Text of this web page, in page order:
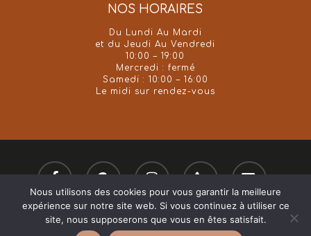
NOS HORAIRES
Du Lundi Au Mardi
et du Jeudi Au Vendredi
10:00 – 19:00
Mercredi : fermé
Samedi : 10:00 – 16:00
Le midi sur rendez-vous
facebookgoogle-
instagramphone email
Nous utilisons des cookies pour vous garantir la meilleure
expérience sur notre site web. Si vous continuez à utiliser ce
site, nous supposerons que vous en êtes satisfait.